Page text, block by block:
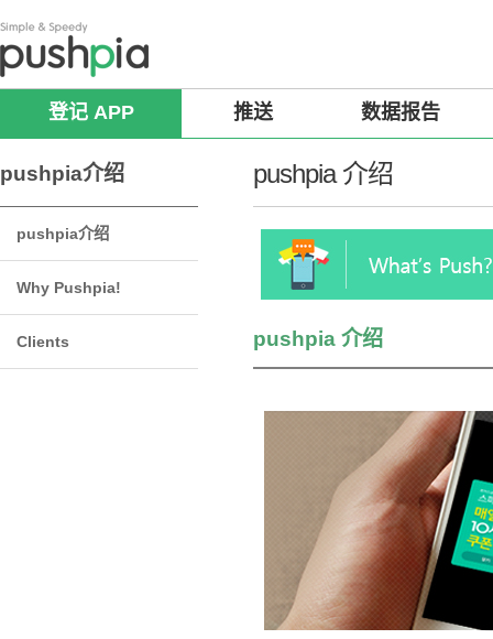
登记 APP 推送 数据报告
pushpia介绍
pushpia介绍
Why Pushpia!
Clients
pushpia 介绍
pushpia 介绍